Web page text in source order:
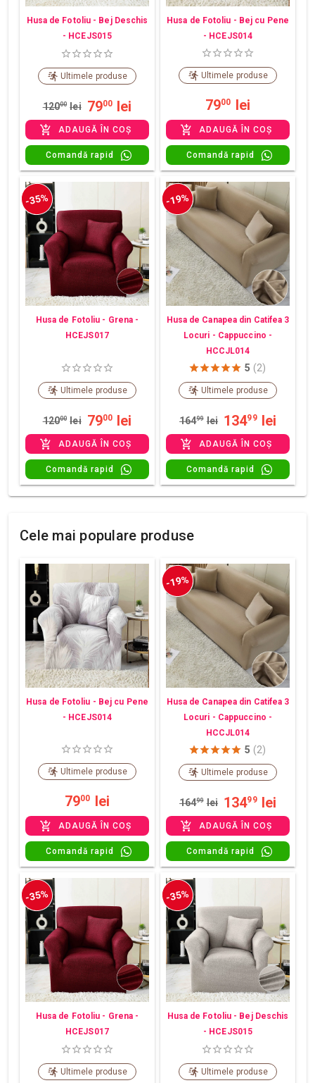
Husa de Fotoliu - Bej Deschis
- HCEJS015
Ultimele produse
12000 lei 7900 lei
ADAUGĂ ÎN COȘ
Comandă rapid
Husa de Fotoliu - Bej cu Pene
- HCEJS014
Ultimele produse
7900 lei
ADAUGĂ ÎN COȘ
Comandă rapid
-35%
Husa de Fotoliu - Grena -
HCEJS017
Ultimele produse
12000 lei 7900 lei
ADAUGĂ ÎN COȘ
Comandă rapid
-19%
Husa de Canapea din Catifea 3
Locuri - Cappuccino -
HCCJL014
5 (2)
Ultimele produse
16499 lei 13499 lei
ADAUGĂ ÎN COȘ
Comandă rapid
Cele mai populare produse
Husa de Fotoliu - Bej cu Pene
- HCEJS014
Ultimele produse
7900 lei
ADAUGĂ ÎN COȘ
Comandă rapid
-19%
Husa de Canapea din Catifea 3
Locuri - Cappuccino -
HCCJL014
5 (2)
Ultimele produse
16499 lei 13499 lei
ADAUGĂ ÎN COȘ
Comandă rapid
-35%
Husa de Fotoliu - Grena -
HCEJS017
Ultimele produse
-35%
Husa de Fotoliu - Bej Deschis
- HCEJS015
Ultimele produse